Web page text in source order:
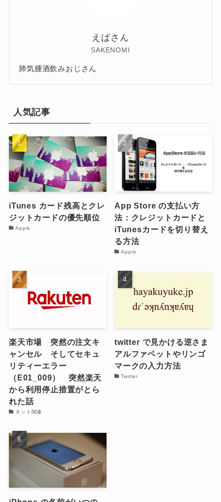
えばさん
SAKENOMI
肺気腫酒飲みおじさん
人気記事
iTunes カード残高とクレ
ジットカードの優先順位
Apple
App Store の支払い方
法：クレジットカードと
iTunesカードを切り替え
る方法
Apple
楽天市場 突然の注文キ
ャンセル そしてセキュ
リティーエラー
（E01_009） 突然楽天
から利用停止措置がとら
れた話
ネット関連
twitter で見かける逆さま
アルファベットやリンゴ
マークの入力方法
Twitter